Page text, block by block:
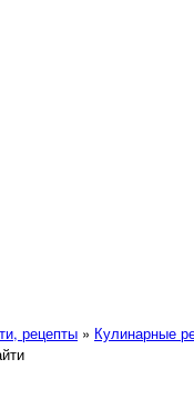
рецепты » Кулинарные